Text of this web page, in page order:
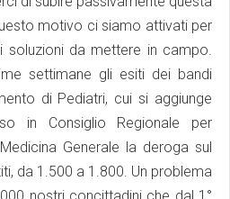
motivo ci siamo attivati per
soluzioni da mettere in campo.
settimane gli esiti dei bandi
di Pediatri, cui si aggiunge
in Consiglio Regionale per
Generale la deroga sul
da 1.500 a 1.800. Un problema